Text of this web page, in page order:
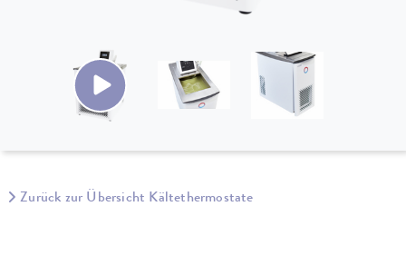
Zurück zur Übersicht Kältethermostate